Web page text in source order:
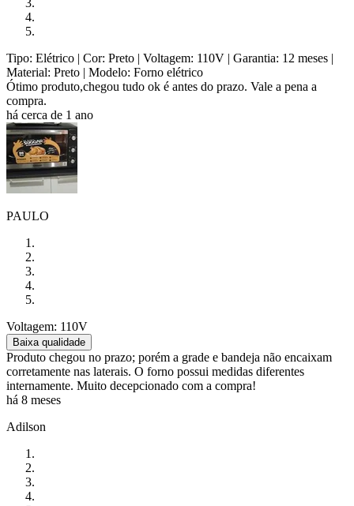
Tipo: Elétrico | Cor: Preto | Voltagem: 110V | Garantia: 12 meses |
Material: Preto | Modelo: Forno elétrico
Ótimo produto,chegou tudo ok é antes do prazo. Vale a pena a
compra.
há cerca de 1 ano
PAULO
Voltagem: 110V
Baixa qualidade
Produto chegou no prazo; porém a grade e bandeja não encaixam
corretamente nas laterais. O forno possui medidas diferentes
internamente. Muito decepcionado com a compra!
há 8 meses
Adilson